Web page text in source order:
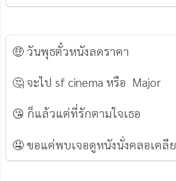
🤑 วันพุธตั๋วหนังลดราคา
🤔 จะไป sf cinema หรือ Major
😘 ก็แล้วแต่ที่รักตามใจเธอ
🤤 ขอแค่พบเจอดูหนังนั่งคลอเคลีย